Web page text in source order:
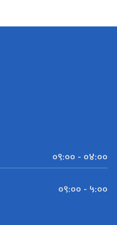
०९:०० - ०४:००
०९:०० - ५:००